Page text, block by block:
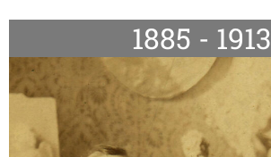
1885 - 1913